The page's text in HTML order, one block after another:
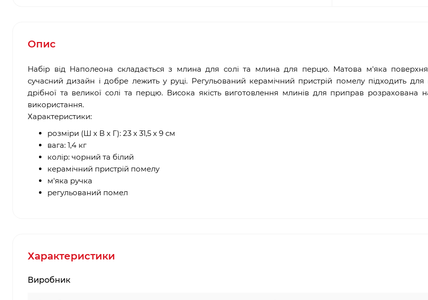
Опис
Набір від Наполеона складається з млина для солі та млина для перцю. Матова м'яка
сучасний дизайн і добре лежить у руці. Регульований керамічний пристрій помелу підходить для
дрібної та великої солі та перцю. Висока якість виготовлення млинів для приправ розрахована
використання.
Характеристики:
розміри (Ш х В х Г): 23 х 31,5 х 9 см
вага: 1,4 кг
колір: чорний та білий
керамічний пристрій помелу
м'яка ручка
регульований помел
Характеристики
Виробник